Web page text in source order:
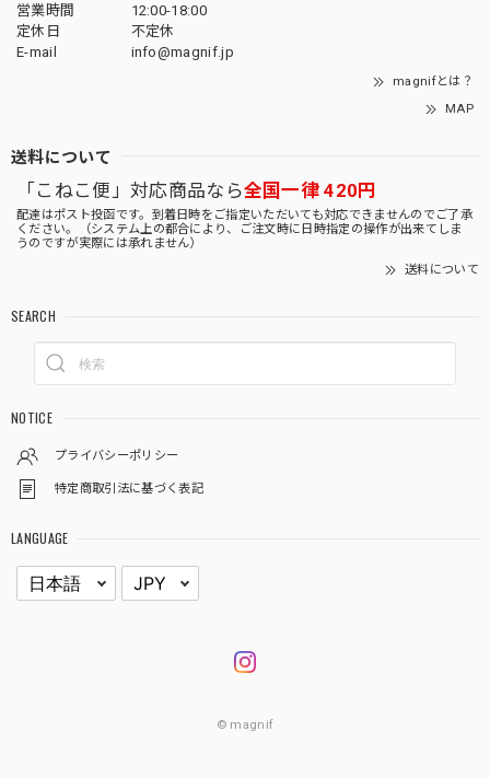
営業時間
12:00-18:00
定休日
不定休
E-mail
info@magnif.jp
magnifとは？
MAP
送料について
「こねこ便」対応商品なら全国一律 420円
配達はポスト投函です。到着日時をご指定いただいても対応できませんのでご了承
ください。（システム上の都合により、ご注文時に日時指定の操作が出来てしま
うのですが実際には承れません）
送料について
SEARCH
NOTICE
プライバシーポリシー
特定商取引法に基づく表記
LANGUAGE
© magnif